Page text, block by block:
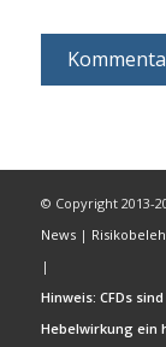
© Copyright 2013-
News|
|
Hinweis: CFDs
Hebelwirkung ein